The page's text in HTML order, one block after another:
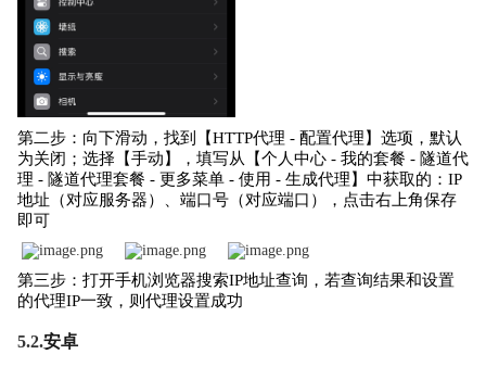
第二步：向下滑动，找到【HTTP代理 - 配置代理】选项，默认
为关闭；选择【手动】，填写从【个人中心 - 我的套餐 - 隧道代
理 - 隧道代理套餐 - 更多菜单 - 使用 - 生成代理】中获取的：IP
地址（对应服务器）、端口号（对应端口），点击右上角保存
即可
第三步：打开手机浏览器搜索IP地址查询，若查询结果和设置
的代理IP一致，则代理设置成功
5.2.安卓